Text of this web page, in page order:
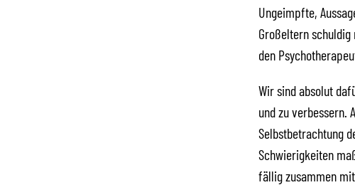
Ungeimpfte,
Großeltern
den
Wir sind absolut
und zu verbessern.
Selbstbetrachtung
Schwierigkeiten
fällig zusammen